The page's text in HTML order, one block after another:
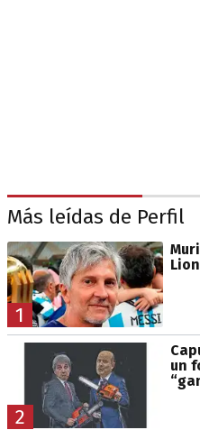
Más leídas de Perfil
1
2
un